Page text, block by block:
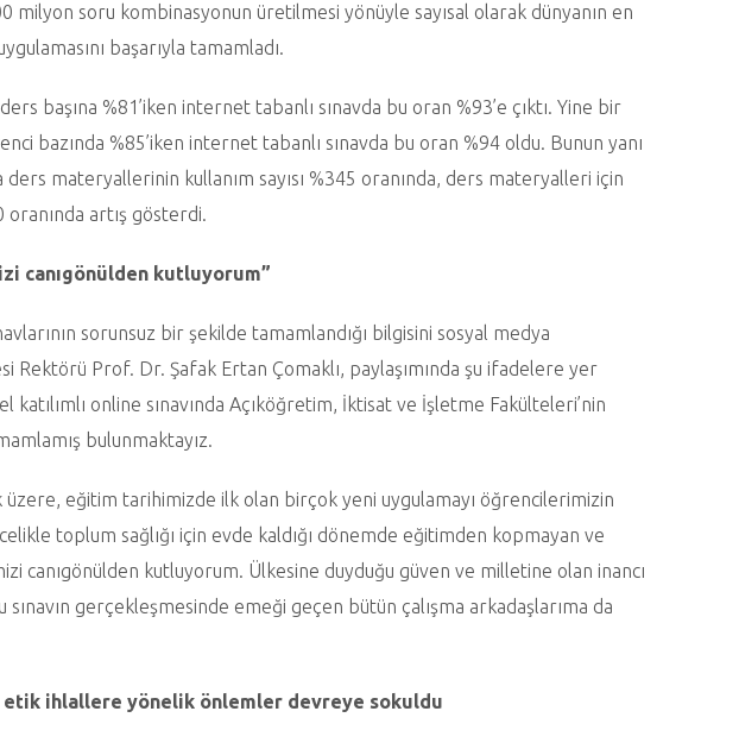
soru kombinasyonun üretilmesi yönüyle sayısal olarak dünyanın en
başarıyla tamamladı.
başına %81’iken internet tabanlı sınavda bu oran %93’e çıktı. Yine bir
bazında %85’iken internet tabanlı sınavda bu oran %94 oldu. Bunun yanı
ders materyallerinin kullanım sayısı %345 oranında, ders materyalleri için
oranında artış gösterdi.
canıgönülden kutluyorum”
sorunsuz bir şekilde tamamlandığı bilgisini sosyal medya
Rektörü Prof. Dr. Şafak Ertan Çomaklı, paylaşımında şu ifadelere yer
online sınavında Açıköğretim, İktisat ve İşletme Fakülteleri’nin
bulunmaktayız.
üzere, eğitim tarihimizde ilk olan birçok yeni uygulamayı öğrencilerimizin
toplum sağlığı için evde kaldığı dönemde eğitimden kopmayan ve
canıgönülden kutluyorum. Ülkesine duyduğu güven ve milletine olan inancı
gerçekleşmesinde emeği geçen bütün çalışma arkadaşlarıma da
etik ihlallere yönelik önlemler devreye sokuldu